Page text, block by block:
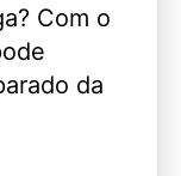
Com o
da